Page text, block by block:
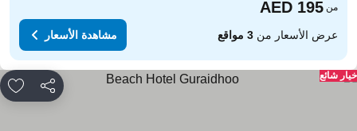
من
عرض الأسعار من3 مواقع مشاهدة الأسعار
مشاركة
شائع